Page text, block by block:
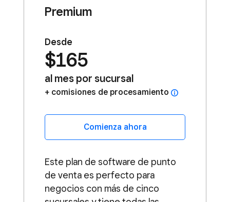
Premium
Desde
$165
al mes por sucursal
comisiones de procesamiento
Comienza ahora
Este plan de software de punto
de venta es perfecto para
negocios con más de cinco